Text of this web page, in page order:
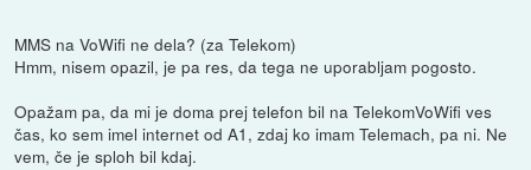
MMS na VoWifi ne dela? (za Telekom)
Hmm, nisem opazil, je pa res, da tega ne uporabljam pogosto.
Opažam pa, da mi je doma prej telefon bil na TelekomVoWifi ves
čas, ko sem imel internet od A1, zdaj ko imam Telemach, pa ni. Ne
vem, če je sploh bil kdaj.